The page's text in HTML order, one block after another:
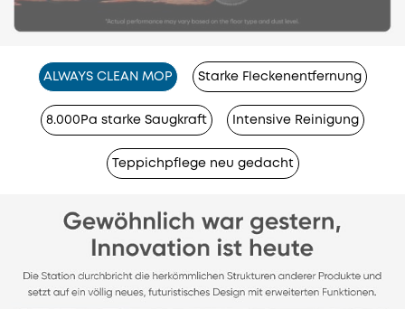
ALWAYS CLEAN MOP Starke Fleckenentfernung
8.000Pa starke Saugkraft Intensive Reinigung
Teppichpflege neu gedacht